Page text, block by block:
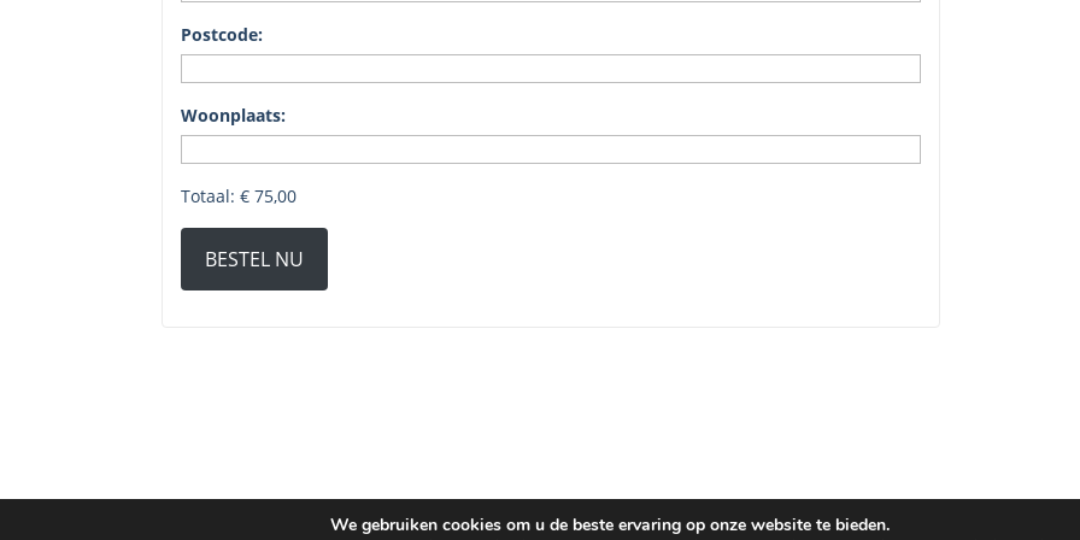
Postcode:
Woonplaats:
Totaal:€ 75,00
BESTEL NU
We gebruiken cookies om u de beste ervaring op onze website te bieden.